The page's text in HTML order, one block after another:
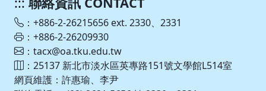
：+886-2-26215656 ext. 2330、2331
：+886-2-26209930
：tacx@oa.tku.edu.tw
：25137 新北市淡水區英專路151號文學館L514室
網頁維護：許惠瑜、李尹